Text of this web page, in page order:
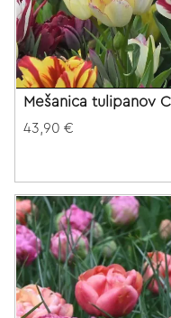
Mešanica tulipanov
43,90 €